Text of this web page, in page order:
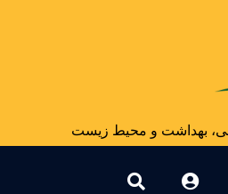
بهداشت و محیط زیست